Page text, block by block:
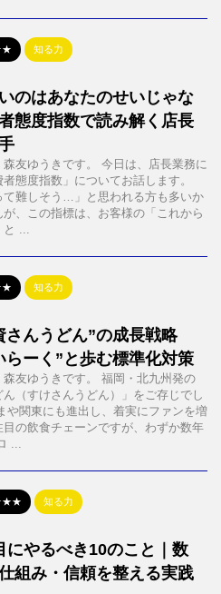
知る力
のはあなたのせいじゃな
態度指数で読み解く店長
森友ゆうきです。 今日は、店長業務に
態度指数」についてお話します。
て難しそう…」と思われる方も多いか
が、この指標は、お客様の「これから
と ...
知る力
さんうどん”の成長戦略
らーく”と歩む標準化対策
森友ゆうきです。 福岡・北九州発の
ん（すけさんうどん）」をご存じでし
や関東にも進出し、着実にファンを増
目の飲食チェーンですが、わずか数年
...
知る力
にやるべき10のこと｜数
組み・信頼を整える実践